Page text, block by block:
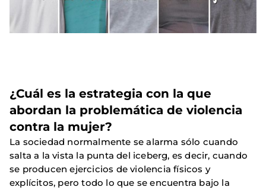
¿Cuál es la estrategia con la que
abordan la problemática de violencia
contra la mujer?
La sociedad normalmente se alarma sólo cuando
salta a la vista la punta del iceberg, es decir, cuando
se producen ejercicios de violencia físicos y
explícitos, pero todo lo que se encuentra bajo la